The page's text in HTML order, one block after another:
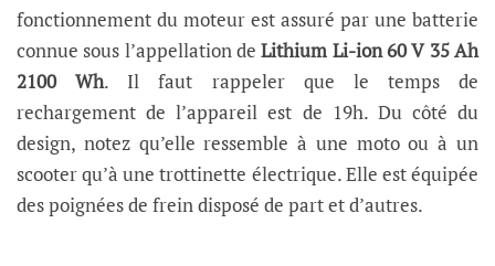
fonctionnement du moteur est assuré par une batterie
connue sous l’appellation deLithium Li-ion 60 V 35 Ah
2100 Wh. Il faut rappeler que le temps de
rechargement de l’appareil est de 19h. Du côté du
design, notez qu’elle ressemble à une moto ou à un
scooter qu’à une trottinette électrique. Elle est équipée
des poignées de frein disposé de part et d’autres.